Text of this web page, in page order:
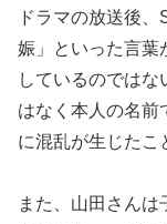
ドラマの放送後
娠」といった言葉
しているのでは
はなく本人の名前
に混乱が生じたこ
また、山田さん